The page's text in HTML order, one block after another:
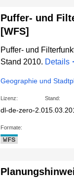
Puffer- und
[WFS]
Puffer- und
Stand 2010. Details
Geographie und
Lizenz:
dl-de-zero-2.0
Stand:
Formate:
WFS